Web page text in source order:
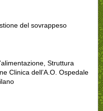
del sovrappeso
Struttura
Clinica dell’A.O. Ospedale